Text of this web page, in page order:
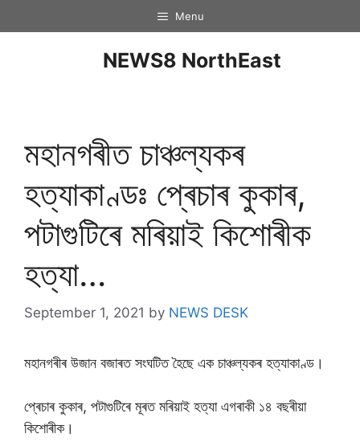
Menu
NEWS8 NorthEast
মহানগৰীত চাঞ্চল্যকৰ
হত্যাকাণ্ডঃ প্ৰেচাৰ কুকাৰ,
পটাগুটিৰে মৰিয়াই কিশোৰীক
হত্যা…
September 1, 2021 by NEWS DESK
মহানগৰীৰ উজান বজাৰত সংঘটিত হৈছে এক চাঞ্চল্যকৰ হত্যাকাণ্ড।
প্ৰেচাৰ কুকাৰ, পটাগুটিৰে মূৰত মৰিয়াই হত্যা এগৰাকী ১৪ বছৰীয়া
কিশোৰীক।